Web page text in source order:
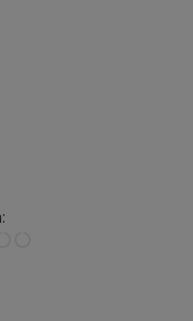
uitzicht